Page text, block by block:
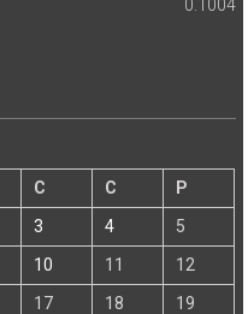
0.1004
C C
P
3 4
5
10 11
12
17 18
19